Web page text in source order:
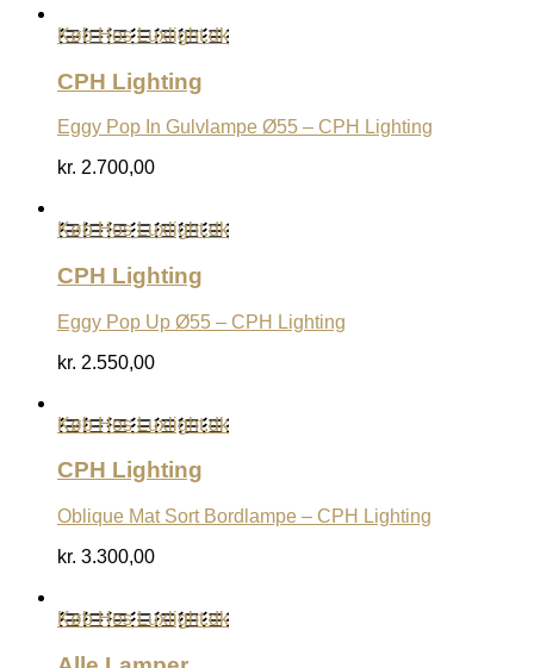
Køb Hos Luxlight.dk
CPH Lighting
Eggy Pop In Gulvlampe Ø55 – CPH Lighting
kr. 2.700,00
Køb Hos Luxlight.dk
CPH Lighting
Eggy Pop Up Ø55 – CPH Lighting
kr. 2.550,00
Køb Hos Luxlight.dk
CPH Lighting
Oblique Mat Sort Bordlampe – CPH Lighting
kr. 3.300,00
Køb Hos Luxlight.dk